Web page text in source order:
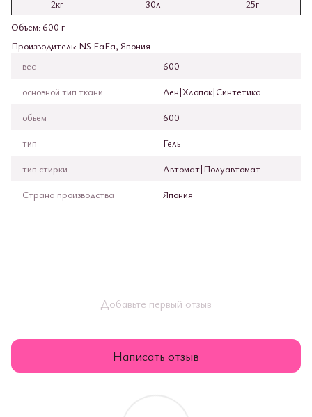
2кг 30л
25г
Объем: 600 г
Производитель: NS FaFa, Япония
вес
600
основной тип ткани
Лен|Хлопок|Синтетика
объем
600
тип
Гель
тип стирки
Автомат|Полуавтомат
Страна производства
Япония
Добавьте первый отзыв
Написать отзыв